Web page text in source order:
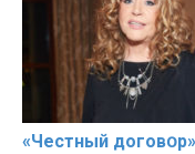
«Чeстный